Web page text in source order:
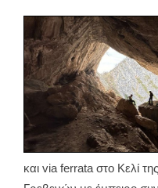
και via ferrata στο Κελί